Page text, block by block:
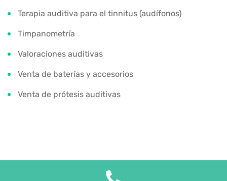
Terapia auditiva para el tinnitus (audífonos)
Timpanometría
Valoraciones auditivas
Venta de baterías y accesorios
Venta de prótesis auditivas